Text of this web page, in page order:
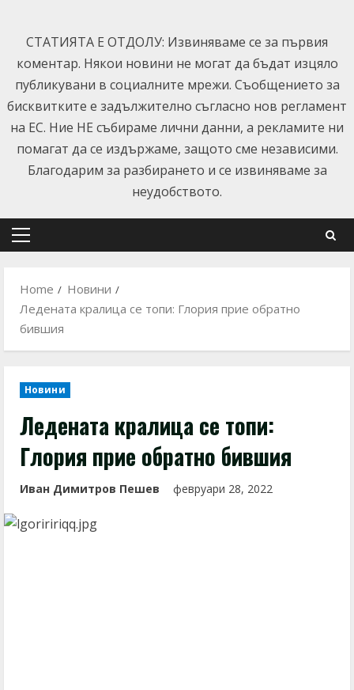
content
СТАТИЯТА Е ОТДОЛУ: Извиняваме се за първия
коментар. Някои новини не могат да бъдат изцяло
публикувани в социалните мрежи. Съобщението за
бисквитките е задължително съгласно нов регламент
на ЕС. Ние НЕ събираме лични данни, а рекламите ни
помагат да се издържаме, защото сме независими.
Благодарим за разбирането и се извиняваме за
неудобството.
Primary
Home
Новини
Ледената кралица се топи: Глория прие обратно
бившия
Новини
Ледената кралица се топи:
Глория прие обратно бившия
Иван Димитров Пешев февруари 28, 2022